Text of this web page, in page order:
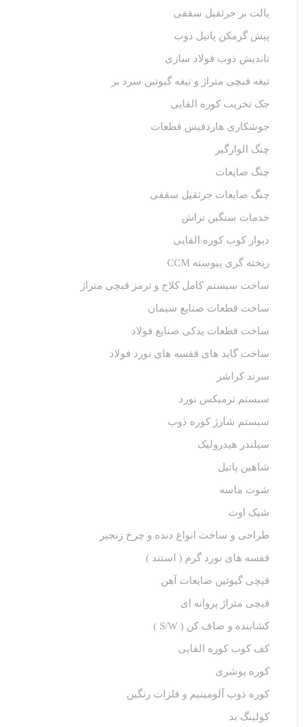
پالت بر جرثقیل سقفی
پیش گرمکن پاتیل ذوب
تاندیش ذوب فولاد سازی
تیغه قیچی متراژ و تیغه گیوتین سرد بر
جک تخریب کوره القایی
جوشکاری هاردفیس قطعات
چنگ الوارگیر
چنگ ضایعات
چنگ ضایعات جرثقیل سقفی
خدمات سنگین تراش
دیوار کوب کوره القایی
ریخته گری پیوسته CCM
ساخت سیستم کامل کلاج و ترمز قیچی متراژ
ساخت قطعات صنایع سیمان
ساخت قطعات یدکی صنایع فولاد
ساخت گاید های قفسه های نورد فولاد
سرند کراشر
سیستم ترمیکس نورد
سیستم شارژ کوره ذوب
سیلندر هیدرولیک
شاهین پاتیل
شوت ماسه
شیک اوت
طراحی و ساخت انواع دنده و چرخ زنجیر
قفسه های نورد گرم ( استند )
قیچی گیوتین ضایعات آهن
قیچی متراژ پروانه ای
کشاننده و صاف کن ( S/W )
کف کوب کوره القا‌یی
کوره پوشری
کوره ذوب آلومینیم و فلزات رنگین
کولینگ بد